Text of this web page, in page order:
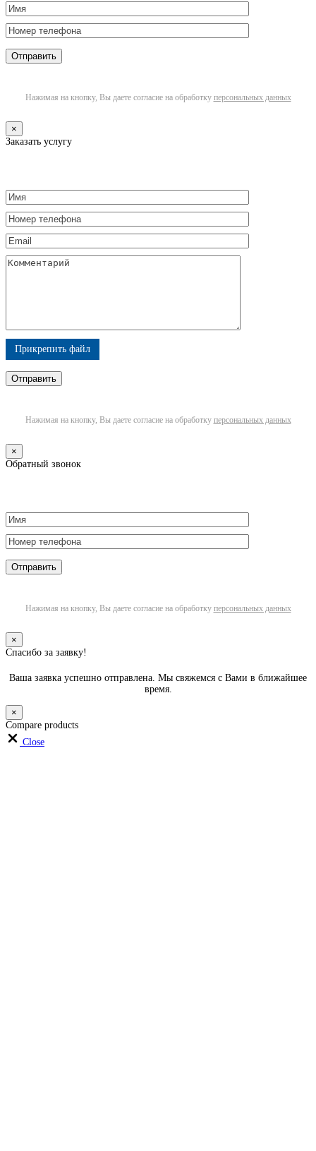
Нажимая на кнопку, Вы даете согласие на обработку персональных данных
×
Заказать услугу
Прикрепить файл
Нажимая на кнопку, Вы даете согласие на обработку персональных данных
×
Обратный звонок
Нажимая на кнопку, Вы даете согласие на обработку персональных данных
×
Спасибо за заявку!
Ваша заявка успешно отправлена. Мы свяжемся с Вами в ближайшее
время.
×
Compare products
Close